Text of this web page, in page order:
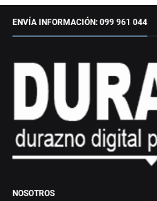
ENVÍA INFORMACIÓN: 099 961 044
NOSOTROS